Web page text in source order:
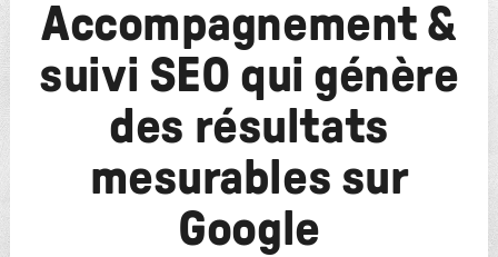
Accompagnement &
suivi SEO qui génère
des résultats
mesurables sur
Google